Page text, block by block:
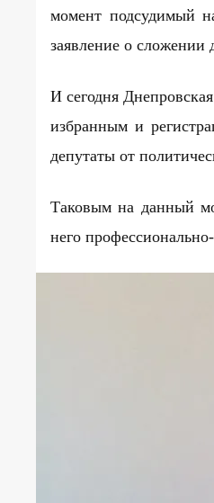
момент подсудимый
заявление о
И сегодня
избранным и
депутаты от
Таковым на данный
него